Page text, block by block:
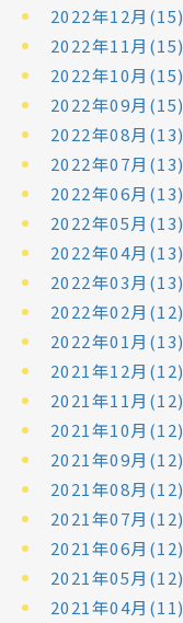
2022年12月(15)
2022年11月(15)
2022年10月(15)
2022年09月(15)
2022年08月(13)
2022年07月(13)
2022年06月(13)
2022年05月(13)
2022年04月(13)
2022年03月(13)
2022年02月(12)
2022年01月(13)
2021年12月(12)
2021年11月(12)
2021年10月(12)
2021年09月(12)
2021年08月(12)
2021年07月(12)
2021年06月(12)
2021年05月(12)
2021年04月(11)